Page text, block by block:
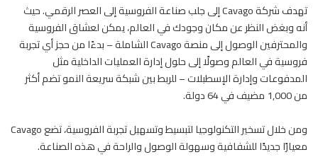
تهدف شركة Cavago إلى جلب صناعة الفروسية إلى العصر الرقمي. حيث
أنه وبغض النظر عن مكان وجودك في العالم، يمكن لعشاقالفروسية
والمحترفين الوصول إلى منصة Cavago الشاملة – بدءًا من حجز أي تجربة
فروسية في العالم وصولًا إلى حلول إدارة العمليات الداخلية مثل
المدفوعات وإدارة الإسطبلات – للربط بين شبكة سريعة النمو تضم أكثر
من 1,000 مضيف في 64 دولة.
ومن خلال تسخير التكنولوجيا لتبسيط وتسهيل تجربة الفروسية، تضع Cavago
معيارًا جديدًا للشفافية وسهولة الوصول والراحة في هذه الصناعة.